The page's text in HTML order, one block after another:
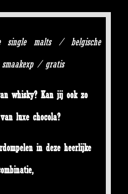
single malts / belgische
/ gratis
whisky? Kan jij ook zo
luxe chocola?
in deze heerlijke